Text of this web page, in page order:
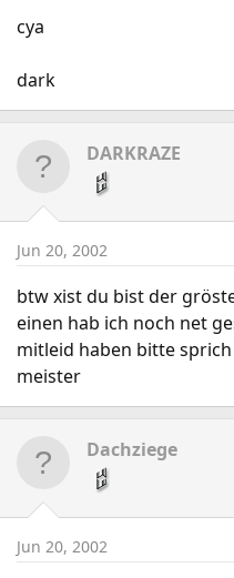
cya
dark
DARKRAZE
Jun 20, 2002
btw xist du bist der
einen hab ich noch net
mitleid haben bitte
meister
Dachziege
Jun 20, 2002